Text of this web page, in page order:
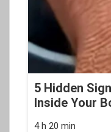
5 Hidden
Inside Your
4 h 20 min